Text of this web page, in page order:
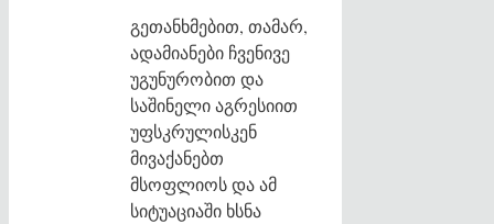
გეთანხმებით, თამარ,
ადამიანები ჩვენივე
უგუნურობით და
საშინელი აგრესიით
უფსკრულისკენ
მივაქანებთ
მსოფლიოს და ამ
სიტუაციაში ხსნა